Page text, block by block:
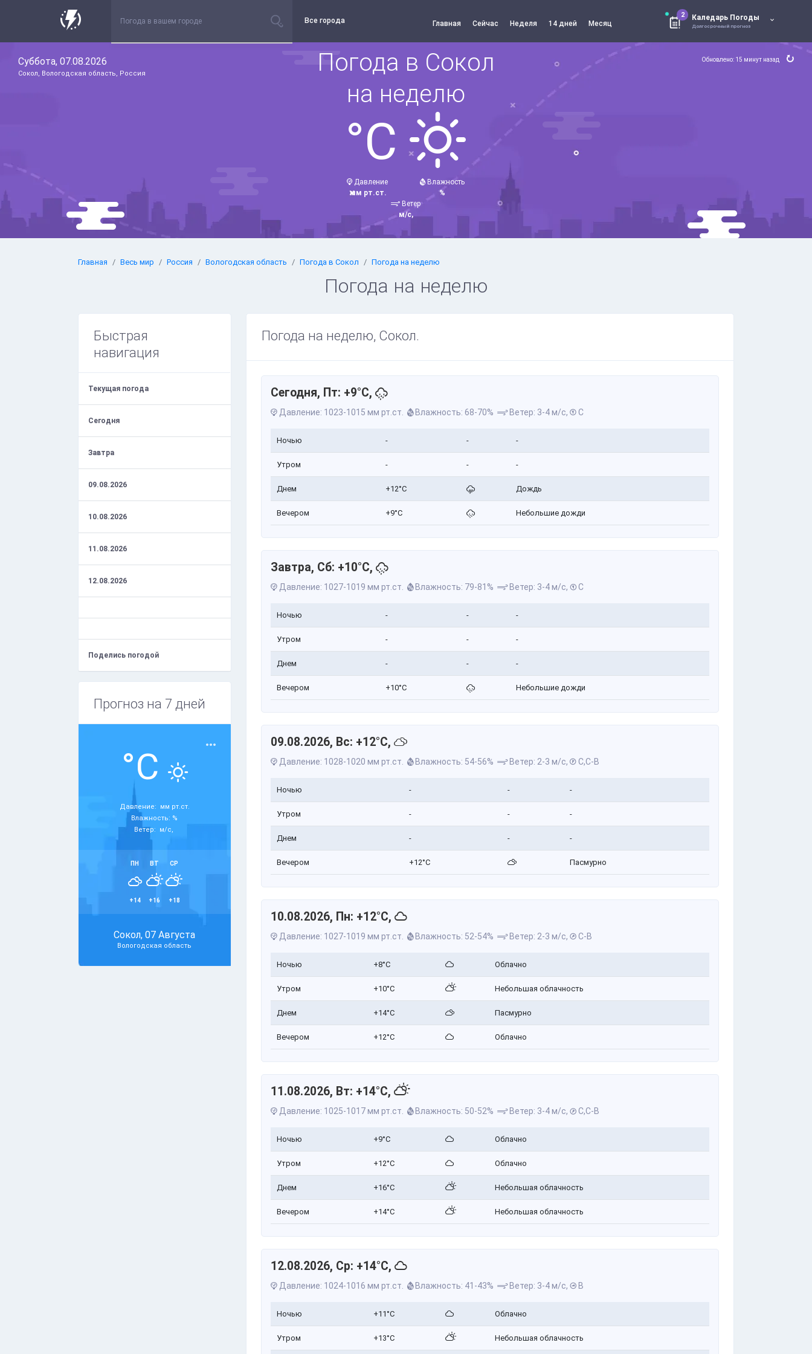
Все города Главная Сейчас Неделя 14 дней Месяц
2 Каледарь Погоды
Долгосрочный прогноз
Суббота, 07.08.2026
Сокол, Вологодская область, Россия
Обновлено: 15 минут назад
Погода в Сокол
на неделю
°C
Давление
мм рт.ст.
Влажность
%
Ветер
м/с,
Главная Весь мир Россия Вологодская область Погода в Сокол Погода на неделю
Погода на неделю
Быстрая
навигация
Текущая погода
Сегодня
Завтра
09.08.2026
10.08.2026
11.08.2026
12.08.2026
Поделись погодой
Прогноз на 7 дней
°C
Давление: мм рт.ст.
Влажность: %
Ветер: м/с,
ПН
+14
ВТ
+16
СР
+18
Сокол, 07 Августа
Вологодская область
Погода на неделю, Сокол.
Сегодня, Пт: +9°C,
Давление: 1023-1015 мм рт.ст. Влажность: 68-70% Ветер: 3-4 м/с, С
Ночью - - -
Утром - - -
Днем +12°C Дождь
Вечером +9°C Небольшие дожди
Завтра, Сб: +10°C,
Давление: 1027-1019 мм рт.ст. Влажность: 79-81% Ветер: 3-4 м/с, С
Ночью - - -
Утром - - -
Днем - - -
Вечером +10°C Небольшие дожди
09.08.2026, Вс: +12°C,
Давление: 1028-1020 мм рт.ст. Влажность: 54-56% Ветер: 2-3 м/с, С,С-В
Ночью - - -
Утром - - -
Днем - - -
Вечером +12°C Пасмурно
10.08.2026, Пн: +12°C,
Давление: 1027-1019 мм рт.ст. Влажность: 52-54% Ветер: 2-3 м/с, С-В
Ночью +8°C Облачно
Утром +10°C Небольшая облачность
Днем +14°C Пасмурно
Вечером +12°C Облачно
11.08.2026, Вт: +14°C,
Давление: 1025-1017 мм рт.ст. Влажность: 50-52% Ветер: 3-4 м/с, С,С-В
Ночью +9°C Облачно
Утром +12°C Облачно
Днем +16°C Небольшая облачность
Вечером +14°C Небольшая облачность
12.08.2026, Ср: +14°C,
Давление: 1024-1016 мм рт.ст. Влажность: 41-43% Ветер: 3-4 м/с, В
Ночью +11°C Облачно
Утром +13°C Небольшая облачность